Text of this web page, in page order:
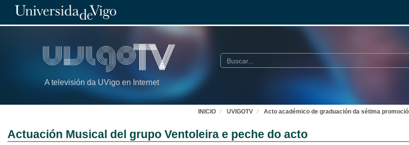
A televisión da UVigo en Internet
Buscar
INICIO UVIGOTV Acto académico de graduación da sétima
Actuación Musical del grupo Ventoleira e peche do acto